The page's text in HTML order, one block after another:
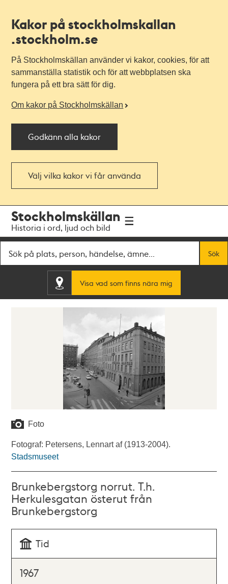
Kakor på stockholmskallan
.stockholm.se
På Stockholmskällan använder vi kakor, cookies, för att
sammanställa statistik och för att webbplatsen ska
fungera på ett bra sätt för dig.
Om kakor på Stockholmskällan
Godkänn alla kakor
Välj vilka kakor vi får använda
navigationen
huvudinnehållet
Stockholmskällan
Historia i ord, ljud och bild
Sök
Visa vad som finns nära mig
Foto
Fotograf: Petersens, Lennart af (1913-2004).
Stadsmuseet
Brunkebergstorg norrut. T.h.
Herkulesgatan österut från
Brunkebergstorg
Tid
1967